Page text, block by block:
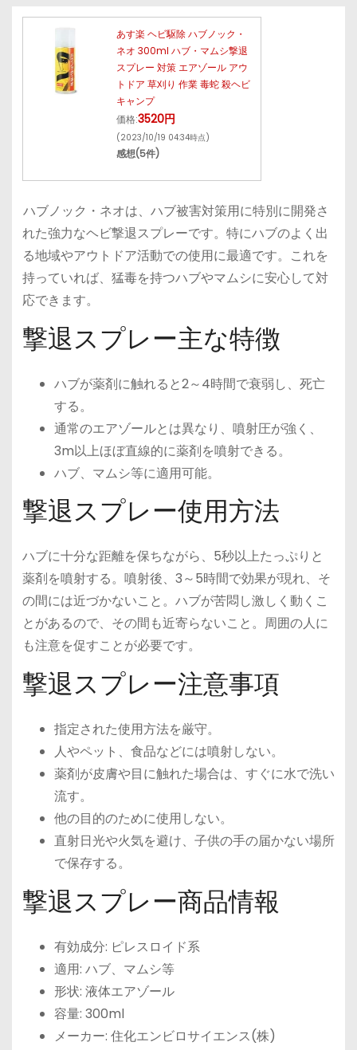
あす楽 ヘビ駆除 ハブノック・
ネオ 300ml ハブ・マムシ撃退
スプレー 対策 エアゾール アウ
トドア 草刈り 作業 毒蛇 殺ヘビ
キャンプ
価格:3520円
(2023/10/19 04:34時点)
感想(5件)
ハブノック・ネオは、ハブ被害対策用に特別に開発さ
れた強力なヘビ撃退スプレーです。特にハブのよく出
る地域やアウトドア活動での使用に最適です。これを
持っていれば、猛毒を持つハブやマムシに安心して対
応できます。
撃退スプレー主な特徴
ハブが薬剤に触れると2～4時間で衰弱し、死亡
する。
通常のエアゾールとは異なり、噴射圧が強く、
3m以上ほぼ直線的に薬剤を噴射できる。
ハブ、マムシ等に適用可能。
撃退スプレー使用方法
ハブに十分な距離を保ちながら、5秒以上たっぷりと
薬剤を噴射する。噴射後、3～5時間で効果が現れ、そ
の間には近づかないこと。ハブが苦悶し激しく動くこ
とがあるので、その間も近寄らないこと。周囲の人に
も注意を促すことが必要です。
撃退スプレー注意事項
指定された使用方法を厳守。
人やペット、食品などには噴射しない。
薬剤が皮膚や目に触れた場合は、すぐに水で洗い
流す。
他の目的のために使用しない。
直射日光や火気を避け、子供の手の届かない場所
で保存する。
撃退スプレー商品情報
有効成分: ピレスロイド系
適用: ハブ、マムシ等
形状: 液体エアゾール
容量: 300ml
メーカー: 住化エンビロサイエンス(株)